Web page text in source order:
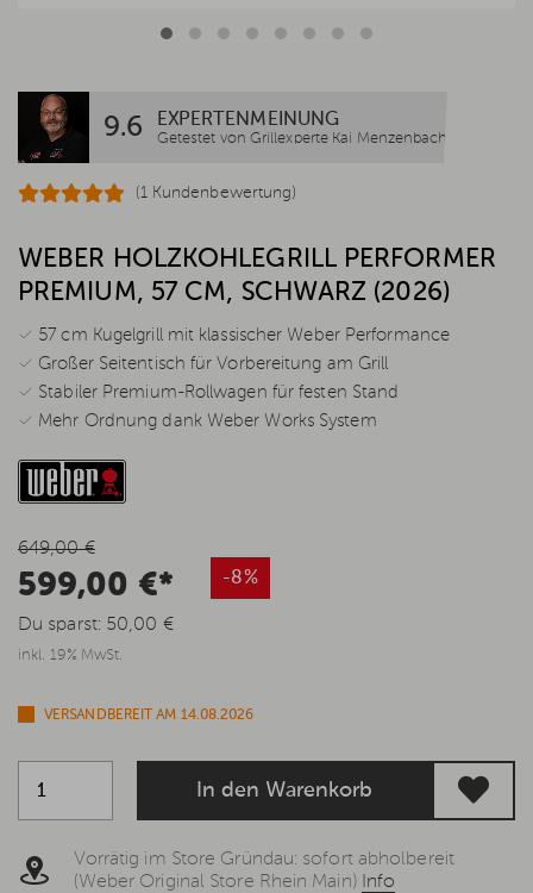
9.6 EXPERTENMEINUNG
Getestet von Grillexperte Kai Menzenbach
(1 Kundenbewertung)
WEBER HOLZKOHLEGRILL PERFORMER
PREMIUM, 57 CM, SCHWARZ (2026)
✓ 57 cm Kugelgrill mit klassischer Weber Performance
✓ Großer Seitentisch für Vorbereitung am Grill
✓ Stabiler Premium-Rollwagen für festen Stand
✓ Mehr Ordnung dank Weber Works System
649,00 €
599,00 €* -8%
Du sparst: 50,00 €
inkl. 19% MwSt.
VERSANDBEREIT AM 14.08.2026
In den Warenkorb
Vorrätig im Store Gründau: sofort abholbereit
(Weber Original Store Rhein Main) Info